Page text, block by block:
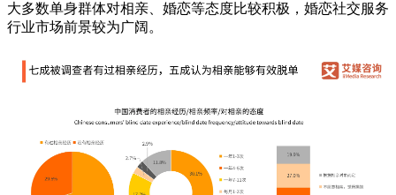
大多数单身群体对相亲、婚恋等态度比较积极，婚恋社交服务
行业市场前景较为广阔。